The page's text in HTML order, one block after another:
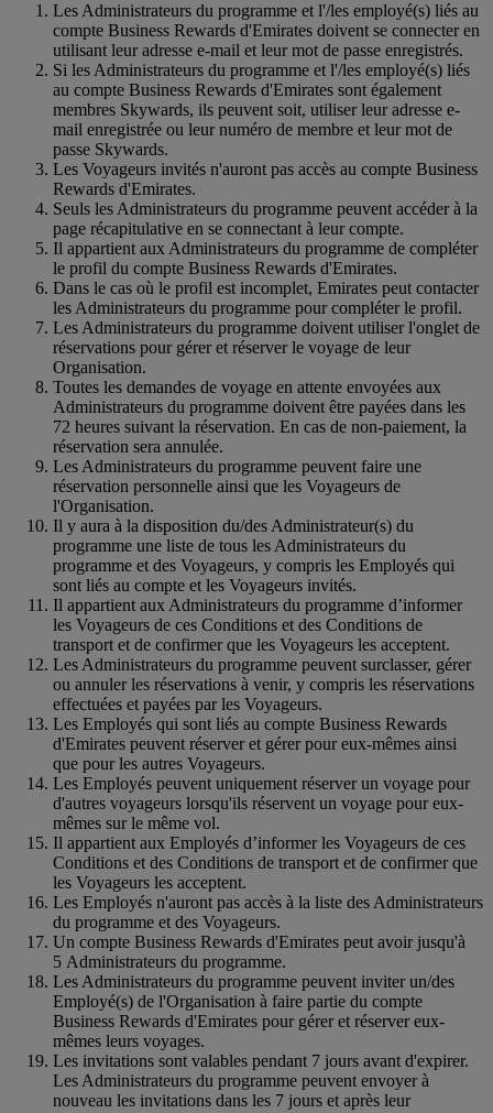
Les Administrateurs du programme et l'/les employé(s) liés au
compte Business Rewards d'Emirates doivent se connecter en
utilisant leur adresse e-mail et leur mot de passe enregistrés.
Si les Administrateurs du programme et l'/les employé(s) liés
au compte Business Rewards d'Emirates sont également
membres Skywards, ils peuvent soit, utiliser leur adresse e-
mail enregistrée ou leur numéro de membre et leur mot de
passe Skywards.
Les Voyageurs invités n'auront pas accès au compte Business
Rewards d'Emirates.
Seuls les Administrateurs du programme peuvent accéder à la
page récapitulative en se connectant à leur compte.
Il appartient aux Administrateurs du programme de compléter
le profil du compte Business Rewards d'Emirates.
Dans le cas où le profil est incomplet, Emirates peut contacter
les Administrateurs du programme pour compléter le profil.
Les Administrateurs du programme doivent utiliser l'onglet de
réservations pour gérer et réserver le voyage de leur
Organisation.
Toutes les demandes de voyage en attente envoyées aux
Administrateurs du programme doivent être payées dans les
72 heures suivant la réservation. En cas de non-paiement, la
réservation sera annulée.
Les Administrateurs du programme peuvent faire une
réservation personnelle ainsi que les Voyageurs de
l'Organisation.
Il y aura à la disposition du/des Administrateur(s) du
programme une liste de tous les Administrateurs du
programme et des Voyageurs, y compris les Employés qui
sont liés au compte et les Voyageurs invités.
Il appartient aux Administrateurs du programme d’informer
les Voyageurs de ces Conditions et des Conditions de
transport et de confirmer que les Voyageurs les acceptent.
Les Administrateurs du programme peuvent surclasser, gérer
ou annuler les réservations à venir, y compris les réservations
effectuées et payées par les Voyageurs.
Les Employés qui sont liés au compte Business Rewards
d'Emirates peuvent réserver et gérer pour eux-mêmes ainsi
que pour les autres Voyageurs.
Les Employés peuvent uniquement réserver un voyage pour
d'autres voyageurs lorsqu'ils réservent un voyage pour eux-
mêmes sur le même vol.
Il appartient aux Employés d’informer les Voyageurs de ces
Conditions et des Conditions de transport et de confirmer que
les Voyageurs les acceptent.
Les Employés n'auront pas accès à la liste des Administrateurs
du programme et des Voyageurs.
Un compte Business Rewards d'Emirates peut avoir jusqu'à
5 Administrateurs du programme.
Les Administrateurs du programme peuvent inviter un/des
Employé(s) de l'Organisation à faire partie du compte
Business Rewards d'Emirates pour gérer et réserver eux-
mêmes leurs voyages.
Les invitations sont valables pendant 7 jours avant d'expirer.
Les Administrateurs du programme peuvent envoyer à
nouveau les invitations dans les 7 jours et après leur